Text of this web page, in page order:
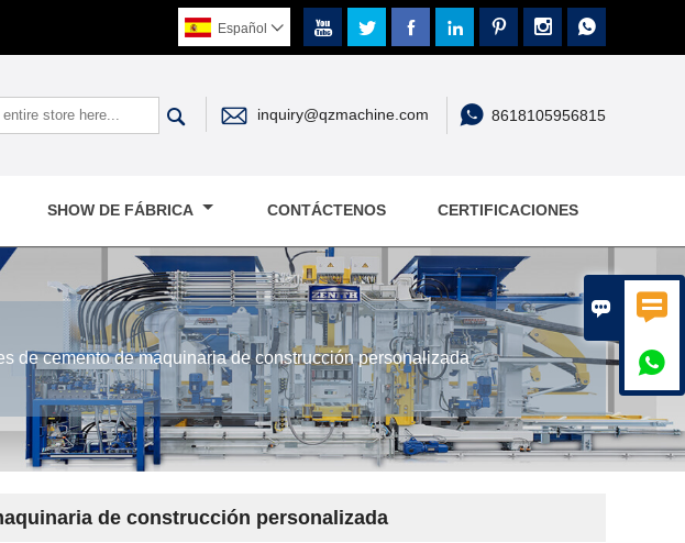
 

      
Español 
  inquiry@qzmachine.com  8618105956815
SHOW DE FÁBRICA CONTÁCTENOS CERTIFICACIONES
de cemento de maquinaria de construcción personalizada
de construcción personalizada